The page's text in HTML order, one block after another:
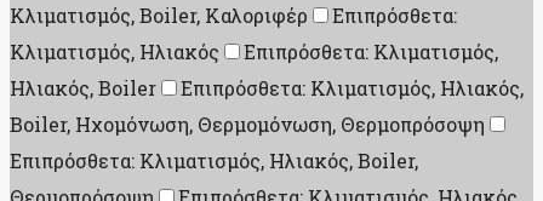
Κλιματισμός, Boiler, Καλοριφέρ
Επιπρόσθετα:
Κλιματισμός, Ηλιακός
Επιπρόσθετα: Κλιματισμός,
Ηλιακός, Boiler
Επιπρόσθετα: Κλιματισμός, Ηλιακός,
Boiler, Ηχομόνωση, Θερμομόνωση, Θερμοπρόσοψη
Επιπρόσθετα: Κλιματισμός, Ηλιακός, Boiler,